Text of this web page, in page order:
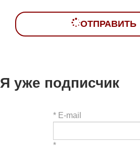
ОТПРАВИТЬ
Я уже подписчик
* E-mail
*